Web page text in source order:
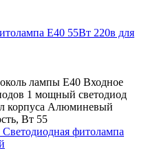
лампы E40 Входное
1 мощный светодиод
корпуса Алюминевый
Вт 55